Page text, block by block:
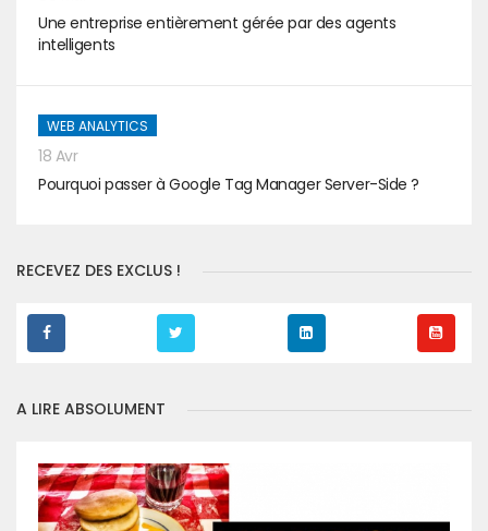
Une entreprise entièrement gérée par des agents
intelligents
WEB ANALYTICS
18 Avr
Pourquoi passer à Google Tag Manager Server-Side ?
RECEVEZ DES EXCLUS !
A LIRE ABSOLUMENT